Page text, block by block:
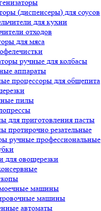
(диспенсеры) для соусов
для кухни
отходов
для мяса
ручные для колбасы
аппараты
процессоры для общепита
пилы
для приготовления пасты
протирочно резательные
ручные профессиональные
для овощерезки
машины
машины
автоматы